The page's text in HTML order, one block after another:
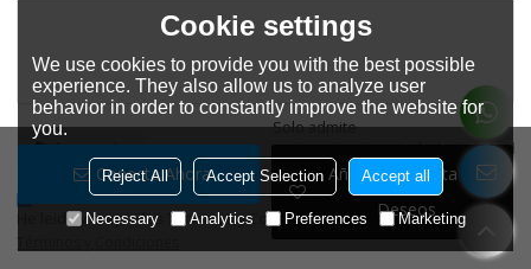
Conecta Ahora
Añadir A La Lista De
Deseos
Solo admite
.rar/.zip/.jpg/.png/.gif/.doc/.xls/.pdf,
máximo 20M
Accesorios
He leido y acepto los Términos y Condiciones de este servicio,
Cookie settings
We use cookies to provide you with the best possible
experience. They also allow us to analyze user
behavior in order to constantly improve the website for
you.
Reject All Accept Selection Accept all
Necessary Analytics Preferences Marketing